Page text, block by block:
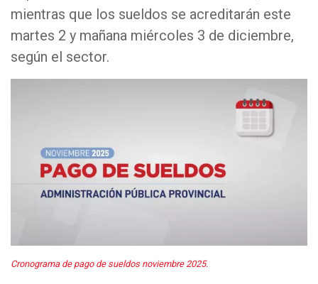
mientras que los sueldos se acreditarán este
martes 2 y mañana miércoles 3 de diciembre,
según el sector.
Cronograma de pago de sueldos noviembre 2025.